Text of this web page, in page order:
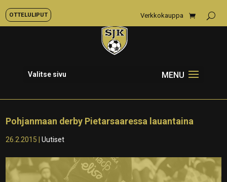
OTTELULIPUT Verkkokauppa
Valitse sivu
Pohjanmaan derby Pietarsaaressa lauantaina
26.2.2015 |Uutiset